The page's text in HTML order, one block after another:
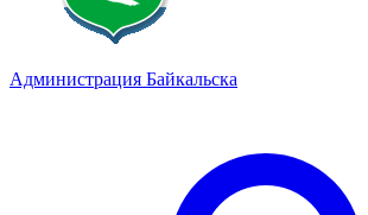
Администрация Байкальска